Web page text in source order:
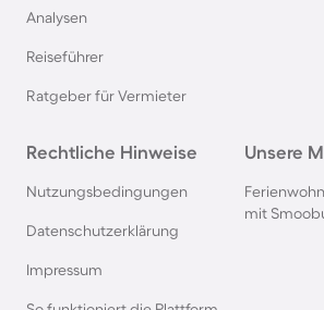
Nordsee
Ferienhäuser & Ferienwohnung
Allgäu
Ferienhäuser & Ferienwohnung
Analysen
Reiseführer
Ratgeber für Vermieter
Rechtliche Hinweise
Nutzungsbedingungen
Datenschutzerklärung
Impressum
Unsere
mit